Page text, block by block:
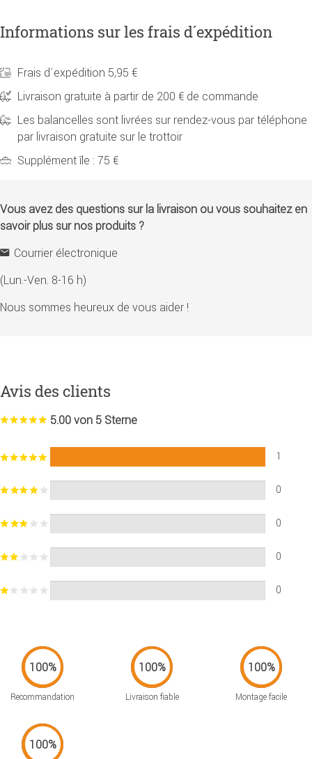
Informations sur les frais d´expédition
Frais d´expédition 5,95 €
Livraison gratuite à partir de 200 € de commande
Les balancelles sont livrées sur rendez-vous par téléphone
par livraison gratuite sur le trottoir
Supplément île : 75 €
Vous avez des questions sur la livraison ou vous souhaitez en
savoir plus sur nos produits ?
Courrier électronique
(Lun.-Ven. 8-16 h)
Nous sommes heureux de vous aider !
Avis des clients
5.00 von 5 Sterne
1
0
0
0
0
Recommandation Livraison fiable Montage facile